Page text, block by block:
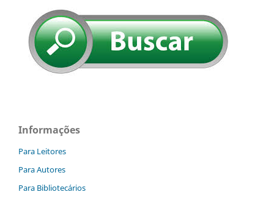
Informações
Para Leitores
Para Autores
Para Bibliotecários